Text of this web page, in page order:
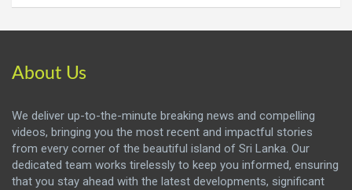
About Us
We deliver up-to-the-minute breaking news and compelling
videos, bringing you the most recent and impactful stories
from every corner of the beautiful island of Sri Lanka. Our
dedicated team works tirelessly to keep you informed, ensuring
that you stay ahead with the latest developments, significant